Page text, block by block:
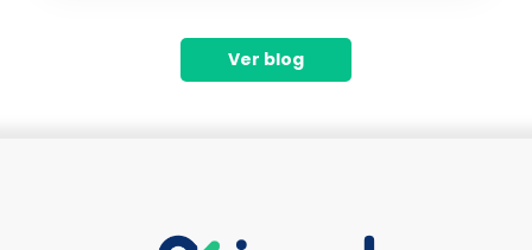
Ver blog